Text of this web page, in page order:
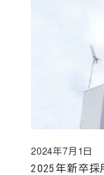
2025年新卒採
投稿日
2024年7月1日